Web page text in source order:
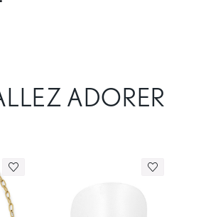
ADORER